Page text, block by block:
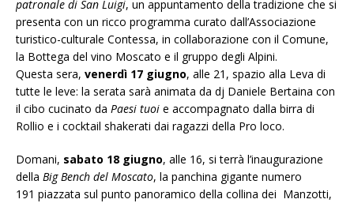
patronale di San Luigi, un appuntamento della tradizione che si
presenta con un ricco programma curato dall’Associazione
turistico-culturale Contessa, in collaborazione con il Comune,
la Bottega del vino Moscato e il gruppo degli Alpini.
Questa sera, venerdì 17 giugno, alle 21, spazio alla Leva di
tutte le leve: la serata sarà animata da dj Daniele Bertaina con
il cibo cucinato da Paesi tuoi e accompagnato dalla birra di
Rollio e i cocktail shakerati dai ragazzi della Pro loco.
Domani, sabato 18 giugno, alle 16, si terrà l’inaugurazione
della Big Bench del Moscato, la panchina gigante numero
191 piazzata sul punto panoramico della collina dei Manzotti,